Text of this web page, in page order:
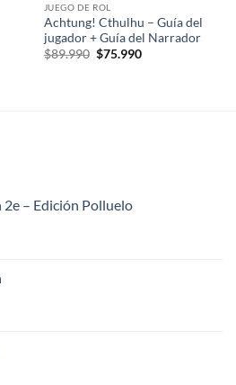
JUEGO DE ROL
Achtung! Cthulhu – Guía del
jugador + Guía del Narrador
$89.990 El
$75.990El
– Edición Polluelo